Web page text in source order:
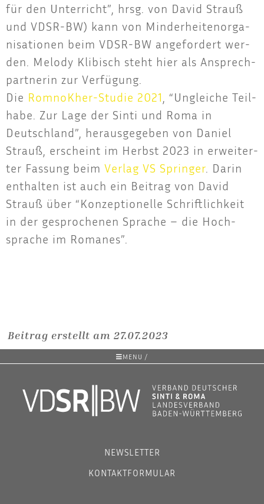
für den Unter­richt”, hrsg. von David Strauß
und VDSR-BW) kann von Min­der­hei­ten­or­ga­
ni­sa­tio­nen beim VDSR-BW ange­for­dert wer­
den. Melo­dy Kli­bisch steht hier als Ansprech­
part­ne­rin zur Ver­fü­gung.
Die Rom­noK­her-Stu­die 2021 , “Unglei­che Teil­
ha­be. Zur Lage der Sin­ti und Roma in
Deutsch­land”, her­aus­ge­ge­ben von Dani­el
Strauß, erscheint im Herbst 2023 in erwei­ter­
ter Fas­sung beim Ver­lag VS Sprin­ger . Dar­in
ent­hal­ten ist auch ein Bei­trag von David
Strauß über “Kon­zep­tio­nel­le Schrift­lich­keit
in der gespro­che­nen Spra­che – die Hoch­
spra­che im Romanes”.
Beitrag erstellt am 27.07.2023
MENU /
NEWSLETTER
KONTAKTFORMULAR